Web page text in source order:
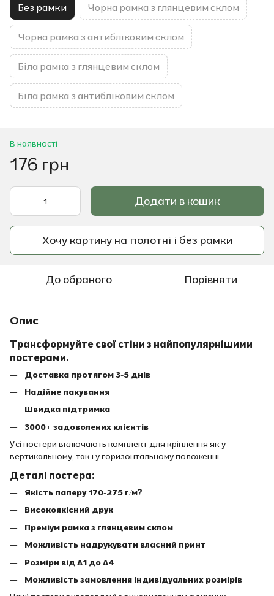
Без рамки Чорна рамка з глянцевим склом
Чорна рамка з антибліковим склом
Біла рамка з глянцевим склом
Біла рамка з антибліковим склом
В наявності
176 грн
Додати в кошик
Хочу картину на полотні і без рамки
До обраного Порівняти
Опис
Трансформуйте свої стіни з найпопулярнішими
постерами.
Доставка протягом 3-5 днів
Надійне пакування
Швидка підтримка
3000+ задоволених клієнтів
Усі постери включають комплект для кріплення як у
вертикальному, так і у горизонтальному положенні.
Деталі постера:
Якість паперу 170-275 г/м?
Високоякісний друк
Преміум рамка з глянцевим склом
Можливість надрукувати власний принт
Розміри від A1 до A4
Можливість замовлення індивідуальних розмірів